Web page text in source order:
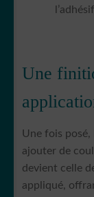
Une
Une fois posé,
ajouter de
devient celle
appliqué,